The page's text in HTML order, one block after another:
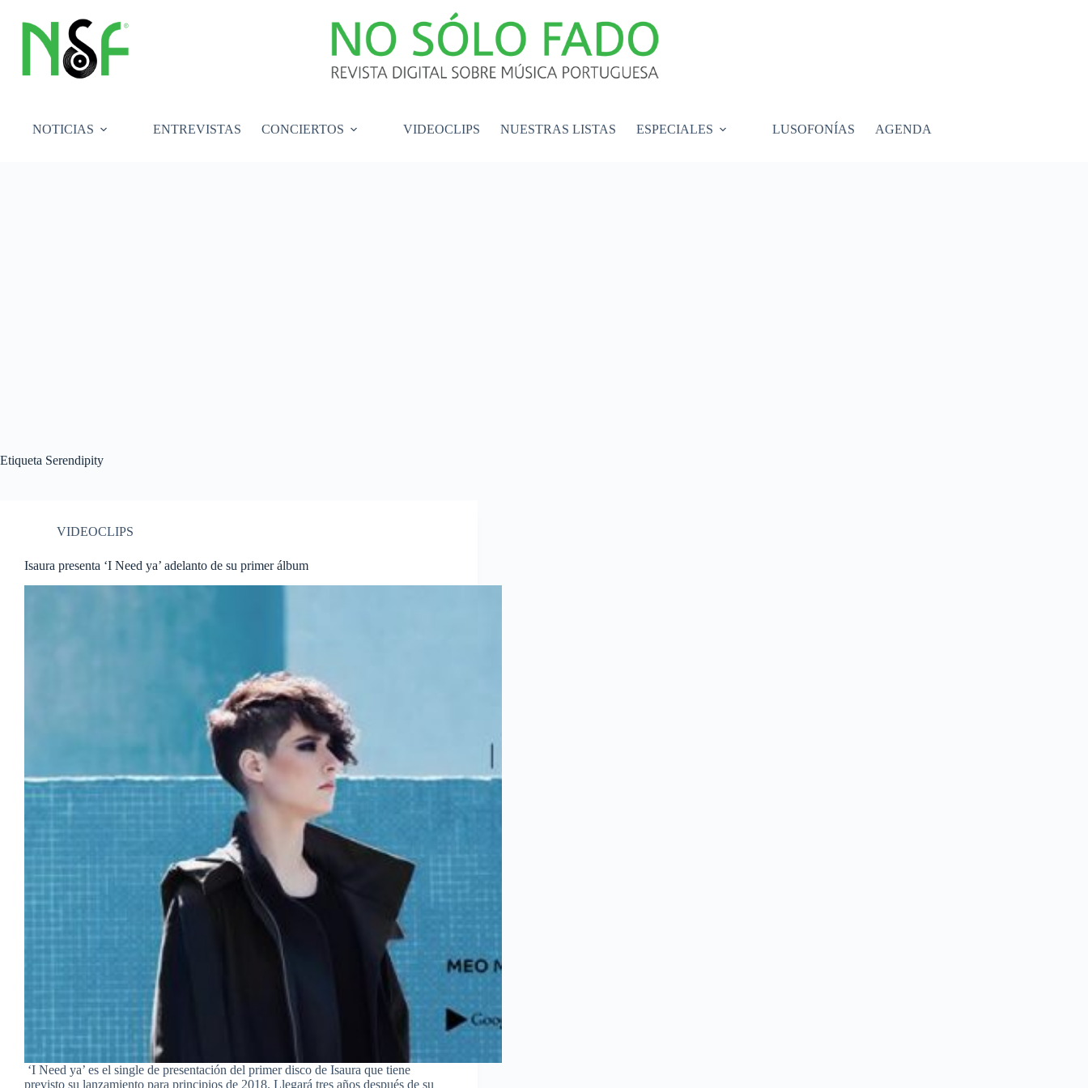
contenido
NOTICIAS ENTREVISTAS CONCIERTOS VIDEOCLIPS NUESTRAS LISTAS ESPECIALES LUSOFONÍAS AGENDA
Etiqueta Serendipity
VIDEOCLIPS
Isaura presenta ‘I Need ya’ adelanto de su primer álbum
‘I Need ya’ es el single de presentación del primer disco de Isaura que tiene
previsto su lanzamiento para principios de 2018. Llegará tres años después de su